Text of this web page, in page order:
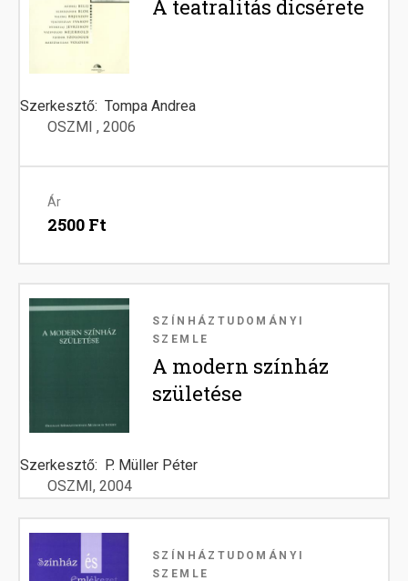
A teatralitás dicsérete
Szerkesztő Tompa Andrea
OSZMI
2006
Ár
2500 Ft
Image
SZÍNHÁZTUDOMÁNYI
SZEMLE
A modern színház
születése
Szerkesztő
P. Müller Péter
OSZMI 2004
SZÍNHÁZTUDOMÁNYI
SZEMLE